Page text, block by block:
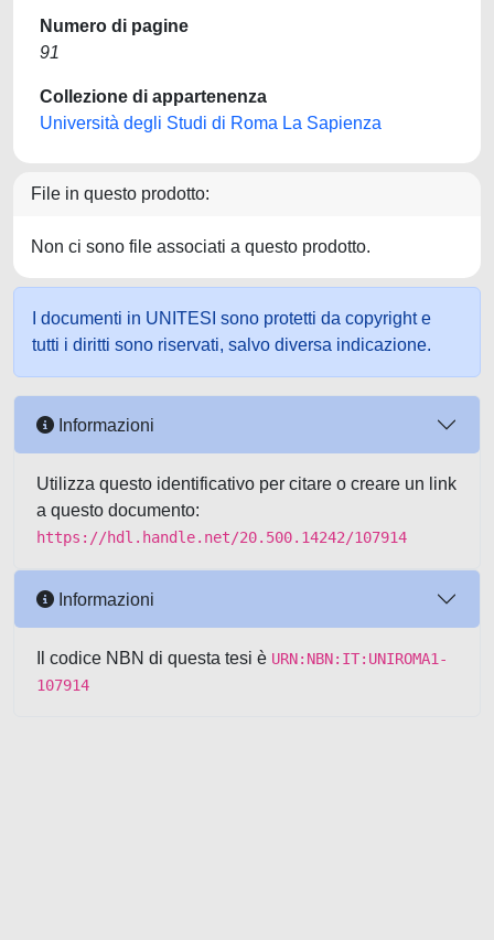
Numero di pagine
91
Collezione di appartenenza
Università degli Studi di Roma La Sapienza
File in questo prodotto:
Non ci sono file associati a questo prodotto.
I documenti in UNITESI sono protetti da copyright e
tutti i diritti sono riservati, salvo diversa indicazione.
Informazioni
Utilizza questo identificativo per citare o creare un link
a questo documento:
https://hdl.handle.net/20.500.14242/107914
Informazioni
Il codice NBN di questa tesi è URN:NBN:IT:UNIROMA1-
107914